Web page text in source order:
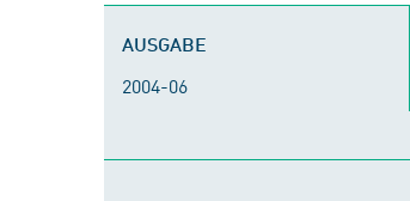
AUSGABE
2004-06